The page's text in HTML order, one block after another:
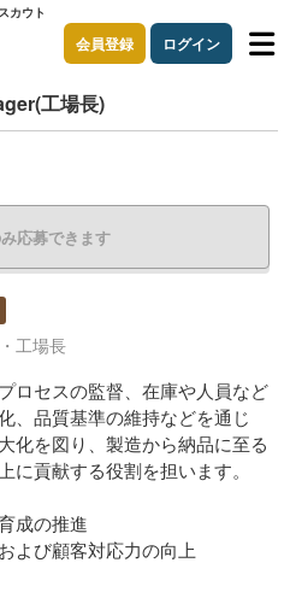
カウト
会員登録 ログイン
工場長)
応募できます
工場長
ロセスの監督、在庫や人員など
、品質基準の維持などを通じ
化を図り、製造から納品に至る
貢献する役割を担います。
成の推進
よび顧客対応力の向上